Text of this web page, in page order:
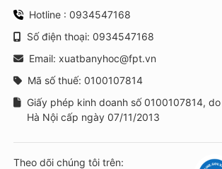
Hotline : 0934547168
Số điện thoại: 0934547168
Email: xuatbanyhoc@fpt.vn
Mã số thuế: 0100107814
Giấy phép kinh doanh số 0100107814,
Hà Nội cấp ngày 07/11/2013
Theo dõi chúng tôi trên: